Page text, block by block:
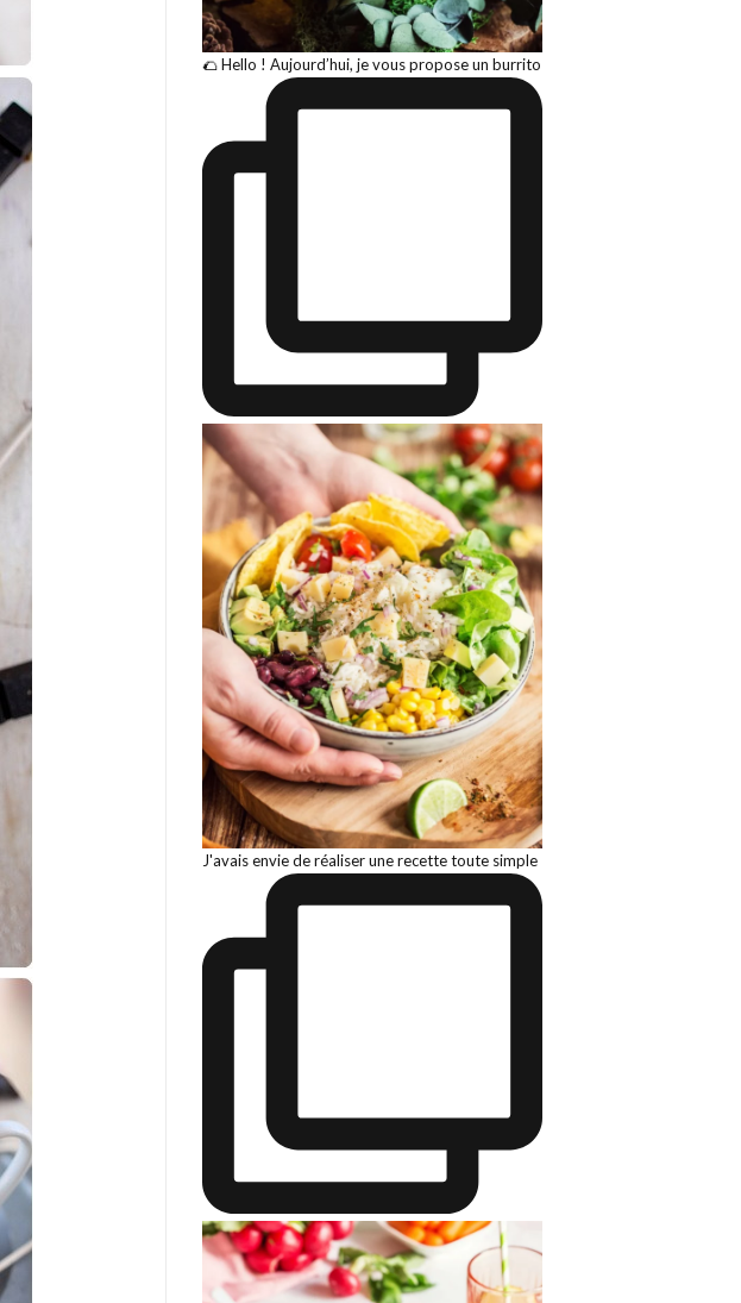
🌮 Hello ! Aujourd’hui, je vous propose un burrito
J'avais envie de réaliser une recette toute simple